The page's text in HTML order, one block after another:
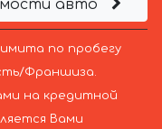
авто
по пробегу
Франшиза.
на кредитной
Вами